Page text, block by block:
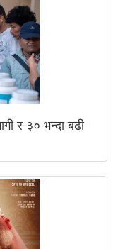
र ३० भन्दा बढी